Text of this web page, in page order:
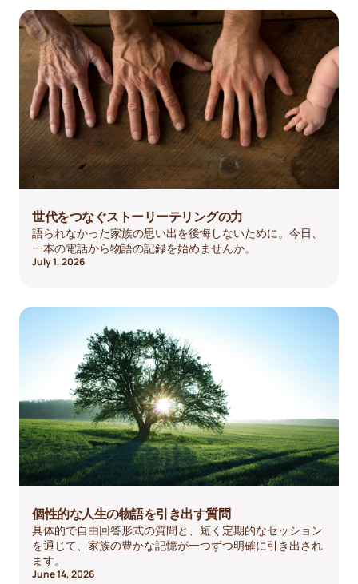
世代をつなぐストーリーテリングの力
語られなかった家族の思い出を後悔しないために。今日、
一本の電話から物語の記録を始めませんか。
July 1, 2026
個性的な人生の物語を引き出す質問
具体的で自由回答形式の質問と、短く定期的なセッション
を通じて、家族の豊かな記憶が一つずつ明確に引き出され
ます。
June 14, 2026